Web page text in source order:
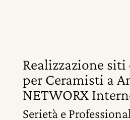
Realizzazione siti
per Ceramisti a
NETWORX
Serietà e